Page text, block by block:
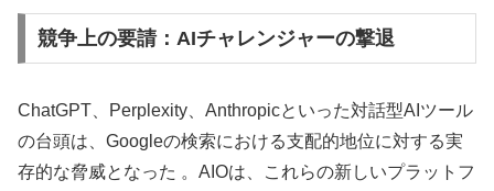
競争上の要請：AIチャレンジャーの撃退
ChatGPT、Perplexity、Anthropicといった対話型AIツール
の台頭は、Googleの検索における支配的地位に対する実
存的な脅威となった 。AIOは、これらの新しいプラットフ